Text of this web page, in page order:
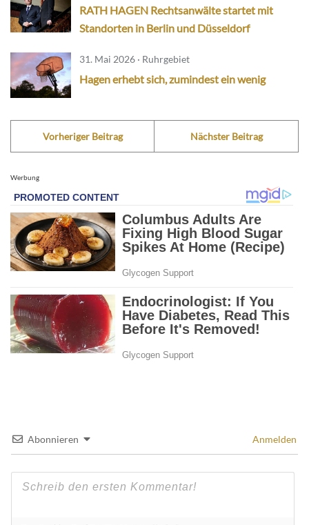
RATH HAGEN Rechtsanwälte startet mit
Standorten in Berlin und Düsseldorf
31. Mai 2026 · Ruhrgebiet
Hagen erhebt sich, zumindest ein wenig
Vorheriger Beitrag Nächster Beitrag
Werbung
Abonnieren Anmelden